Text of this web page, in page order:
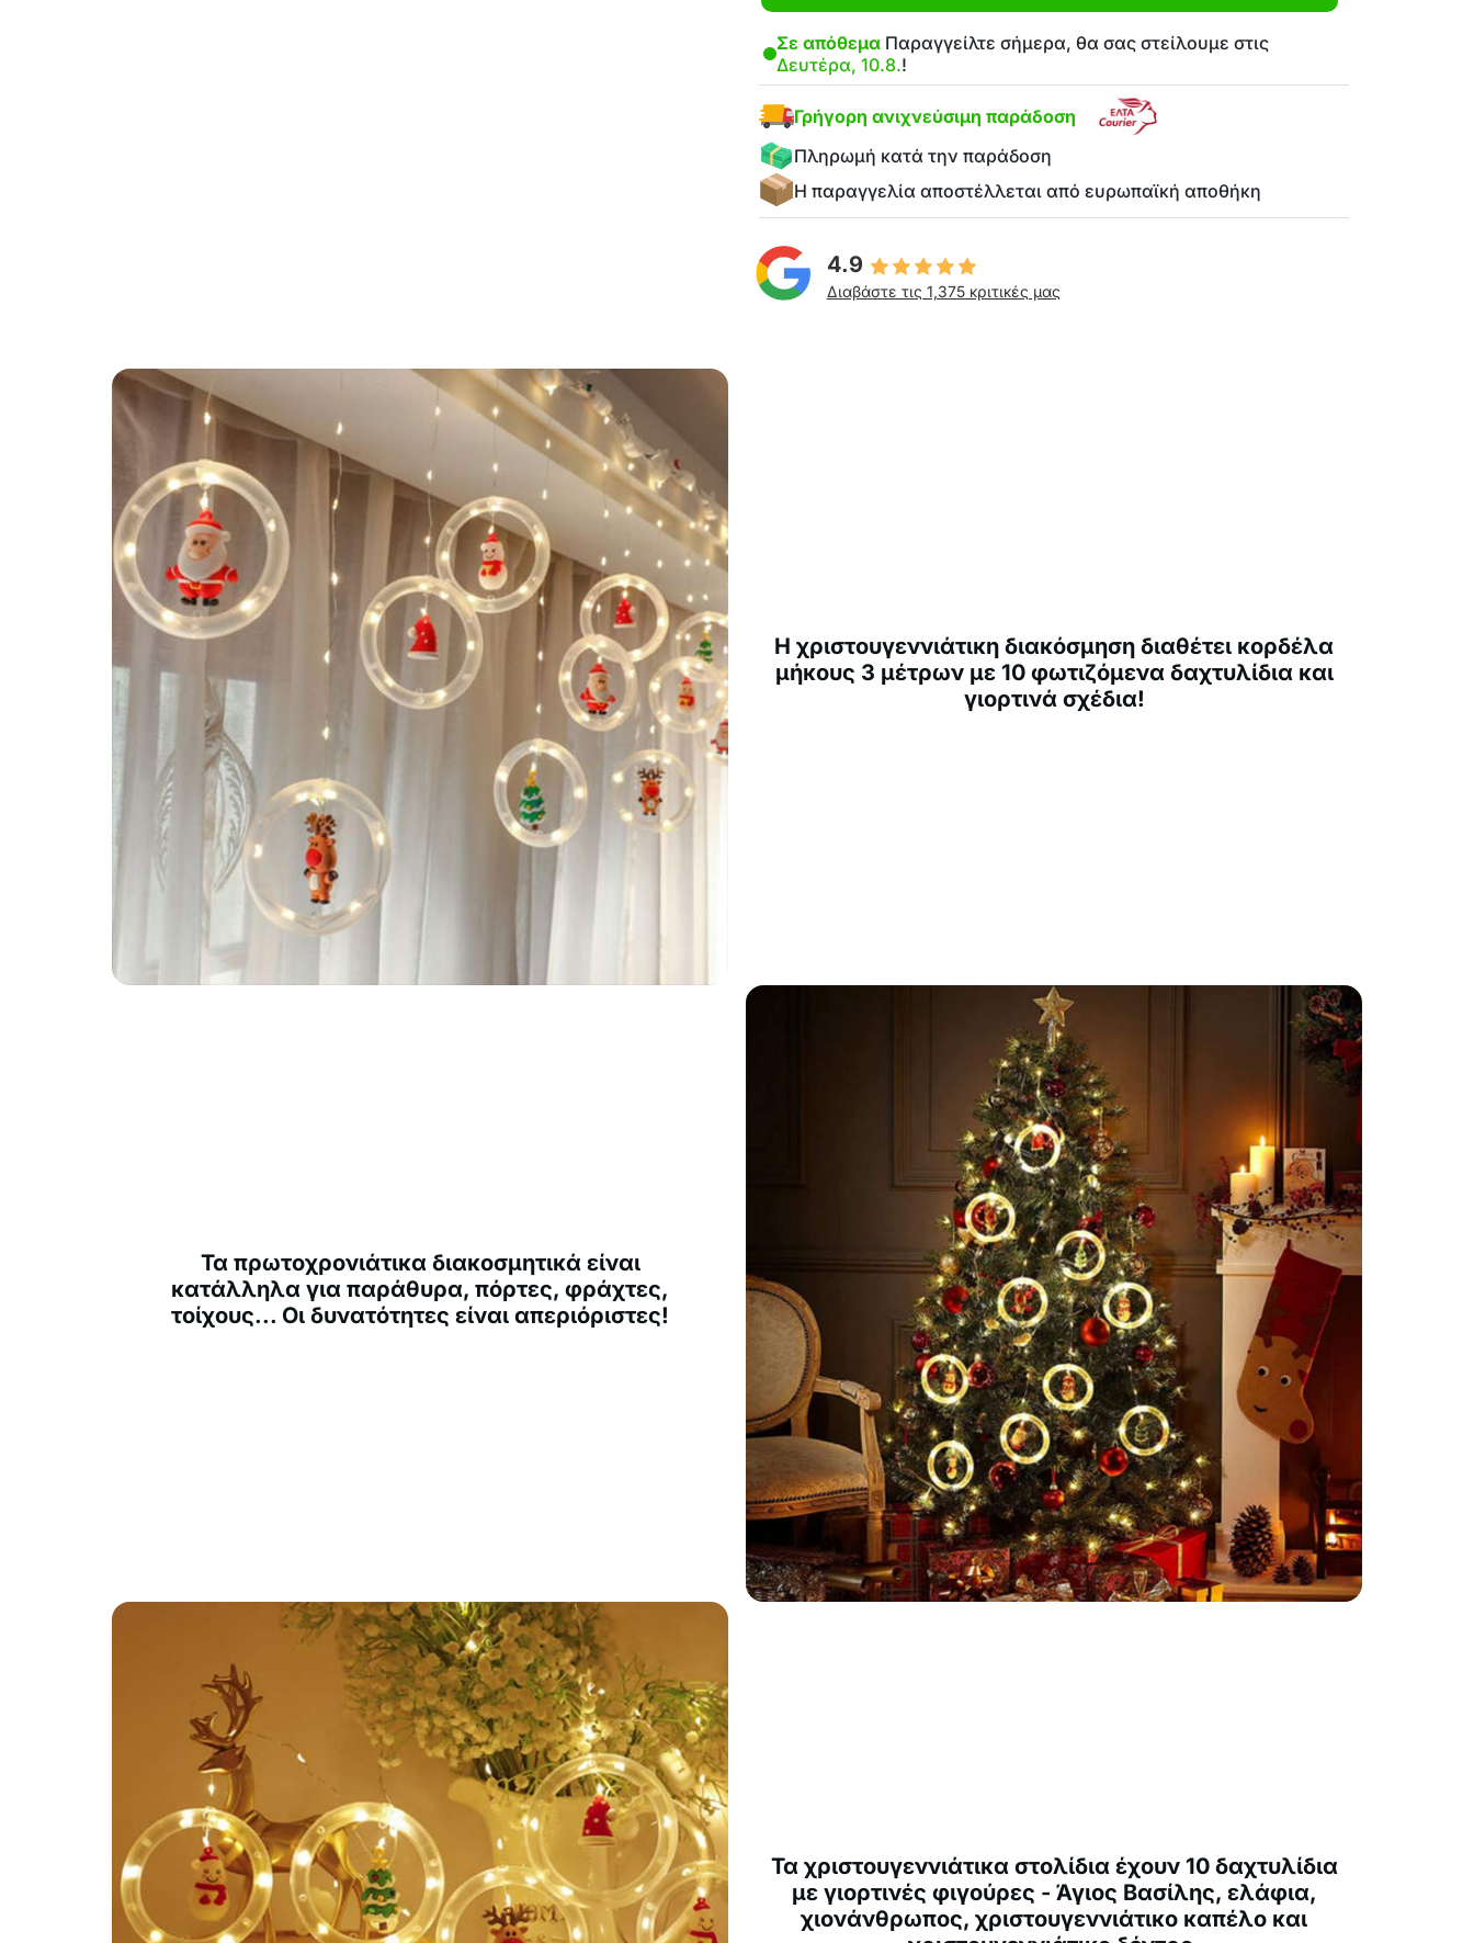
Σε απόθεμα Παραγγείλτε σήμερα, θα σας στείλουμε στις
Δευτέρα, 10.8.!
Γρήγορη ανιχνεύσιμη παράδοση
Πληρωμή κατά την παράδοση
Η παραγγελία αποστέλλεται από ευρωπαϊκή αποθήκη
4.9
Διαβάστε τις 1,375 κριτικές μας
Η χριστουγεννιάτικη διακόσμηση διαθέτει κορδέλα
μήκους 3 μέτρων με 10 φωτιζόμενα δαχτυλίδια και
γιορτινά σχέδια!
Τα πρωτοχρονιάτικα διακοσμητικά είναι
κατάλληλα για παράθυρα, πόρτες, φράχτες,
τοίχους... Οι δυνατότητες είναι απεριόριστες!
Τα χριστουγεννιάτικα στολίδια έχουν 10 δαχτυλίδια
με γιορτινές φιγούρες - Άγιος Βασίλης, ελάφια,
χιονάνθρωπος, χριστουγεννιάτικο καπέλο και